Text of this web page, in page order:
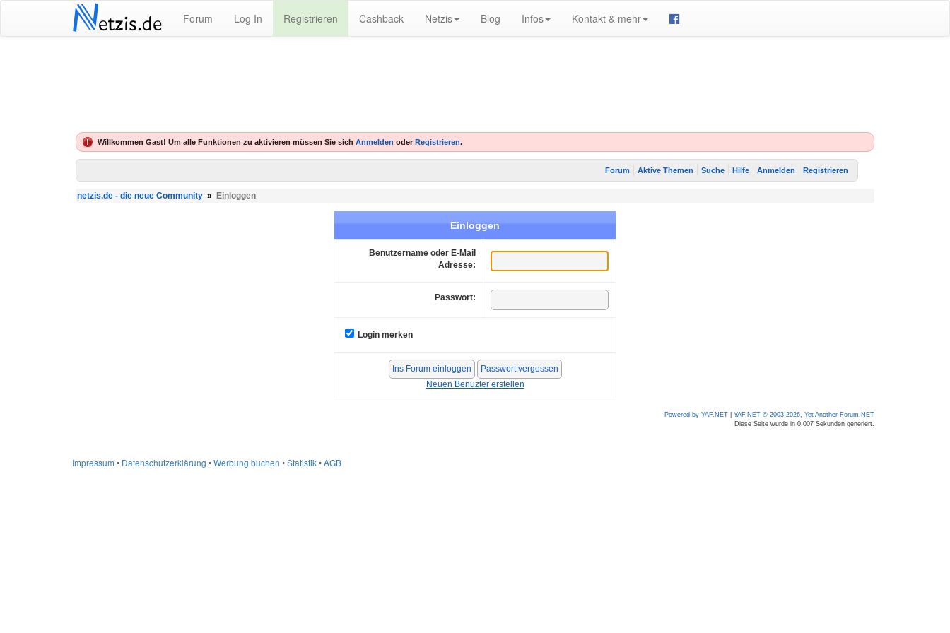
Netzis.de Forum Log In Registrieren Cashback Netzis Blog Infos Kontakt & mehr
Willkommen Gast! Um alle Funktionen zu aktivieren müssen Sie sich Anmelden oder Registrieren.
Forum Aktive Themen Suche Hilfe Anmelden Registrieren
netzis.de - die neue Community » Einloggen
Einloggen
Benutzername oder E-Mail
Adresse:
Passwort:
Login merken
Neuen Benuzter erstellen
Powered by YAF.NET
YAF.NET © 2003-2026, Yet Another Forum.NET
Diese Seite wurde in 0.007 Sekunden generiert.
Impressum • Datenschutzerklärung •Werbung buchen •Statistik•AGB